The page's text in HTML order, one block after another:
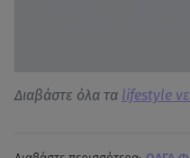
Διαβάστε όλα τα lifestyle